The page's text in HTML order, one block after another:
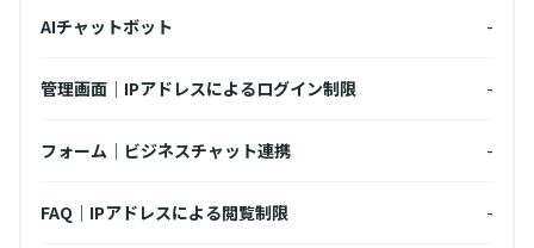
AIチャットボット -
管理画面｜IPアドレスによるログイン制限 -
フォーム｜ビジネスチャット連携 -
FAQ｜IPアドレスによる閲覧制限 -